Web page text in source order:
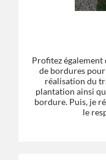
Profitez également
de bordures
réalisation du
plantation ainsi
bordure. Puis, je
le